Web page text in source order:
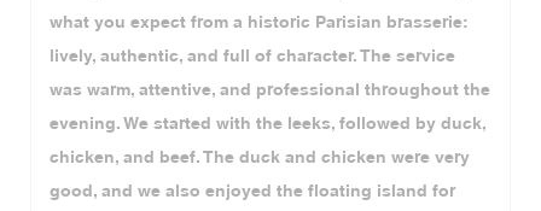
what you expect from a historic Parisian brasserie:
lively, authentic, and full of character. The service
was warm, attentive, and professional throughout the
evening. We started with the leeks, followed by duck,
chicken, and beef. The duck and chicken were very
good, and we also enjoyed the floating island for